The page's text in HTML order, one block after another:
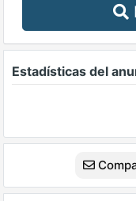
Estadísticas del